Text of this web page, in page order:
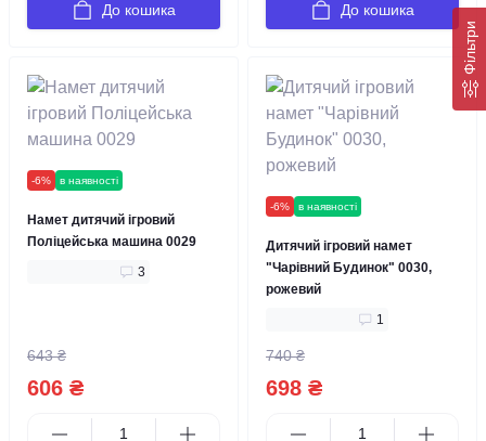
Фільтри
До кошика До кошика
-6% в наявності
Намет дитячий ігровий
Поліцейська машина 0029
3
643 ₴
606 ₴
-6% в наявності
Дитячий ігровий намет
"Чарівний Будинок" 0030,
рожевий
1
740 ₴
698 ₴